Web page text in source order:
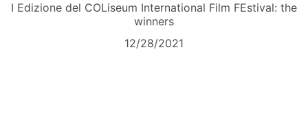
I Edizione del COLiseum International Film FEstival: the
winners
12/28/2021